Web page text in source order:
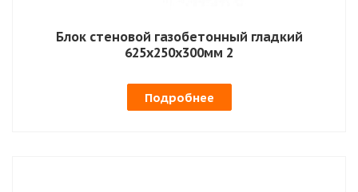
Блок стеновой газобетонный гладкий
625х250х300мм 2
Подробнее